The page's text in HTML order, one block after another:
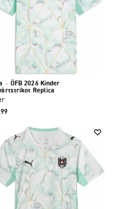
· ÖFB 2026 Kinder
Replica